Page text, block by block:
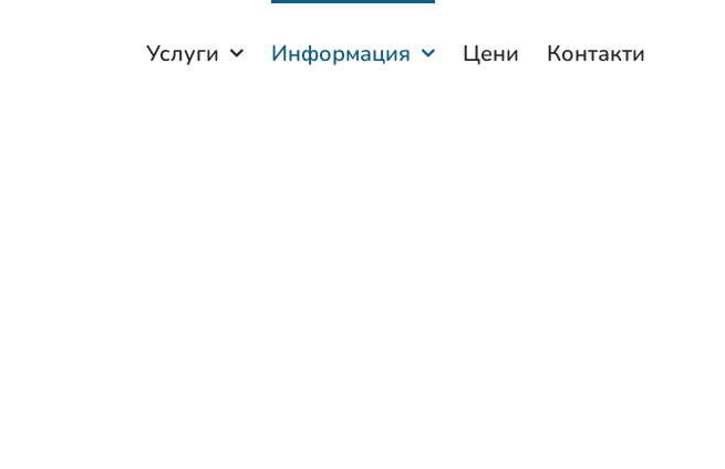
Услуги Информация Цени Контакти